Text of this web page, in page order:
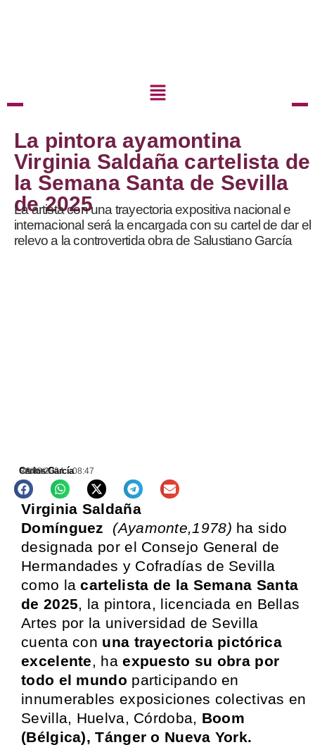
La pintora ayamontina
Virginia Saldaña cartelista de
la Semana Santa de Sevilla
de 2025
La artista con una trayectoria expositiva nacional e
internacional será la encargada con su cartel de dar el
relevo a la controvertida obra de Salustiano García
Carlos García
SEVILLA
26/09/2024 08:47
Virginia Saldaña
Domínguez
(Ayamonte,1978) ha sido
designada por el Consejo General de
Hermandades y Cofradías de Sevilla
como lacartelista de la Semana Santa
de 2025, la pintora, licenciada en Bellas
Artes por la universidad de Sevilla
cuenta con una trayectoria pictórica
excelente, haexpuesto su obra por
todo el mundo participando en
innumerables exposiciones colectivas en
Sevilla, Huelva, Córdoba, Boom
(Bélgica), Tánger o Nueva York.